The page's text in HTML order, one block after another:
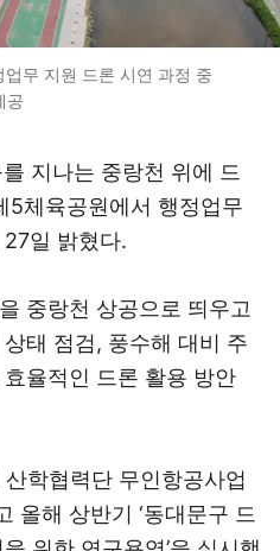
무 지원 드론 시연 과정 중
공
지나는 중랑천 위에 드
5체육공원에서 행정업무
일 밝혔다.
중랑천 상공으로 띄우고
태 점검, 풍수해 대비 주
율적인 드론 활용 방안
학협력단 무인항공사업
올해 상반기 ‘동대문구 드